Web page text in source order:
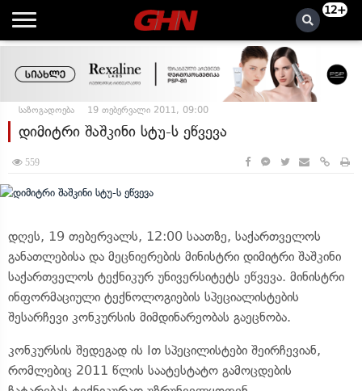
12+
საზოგადოება 19 თებერვალი 2011, 09:00
დიმიტრი შაშკინი სტუ-ს ეწვევა
559
დღეს, 19 თებერვალს, 12:00 საათზე, საქართველოს
განათლებისა და მეცნიერების მინისტრი დიმიტრი შაშკინი
საქართველოს ტექნიკურ უნივერსიტეტს ეწვევა. მინისტრი
ინფორმაციული ტექნოლოგიების სპეციალისტების
შესარჩევი კონკურსის მიმდინარეობას გაეცნობა.
კონკურსის შედეგად ის Iთ სპეცილისტები შეირჩევიან,
რომლებიც 2011 წლის საატესტატო გამოცდების